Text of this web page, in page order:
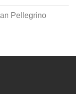
Pellegrino